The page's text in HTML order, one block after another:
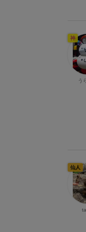
神
う
仙人